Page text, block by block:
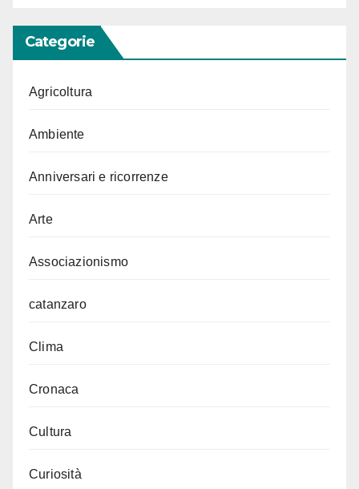
Categorie
Agricoltura
Ambiente
Anniversari e ricorrenze
Arte
Associazionismo
catanzaro
Clima
Cronaca
Cultura
Curiosità